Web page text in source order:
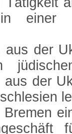
einer
der
der